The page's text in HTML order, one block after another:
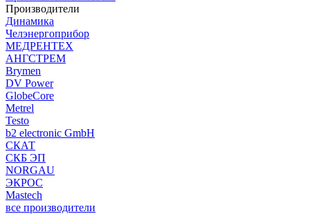
Производители
Динамика
Челэнергоприбор
МЕДРЕНТЕХ
АНГСТРЕМ
Brymen
DV Power
GlobeCore
Metrel
Testo
b2 electronic GmbH
СКАТ
СКБ ЭП
NORGAU
ЭКРОС
Mastech
все производители